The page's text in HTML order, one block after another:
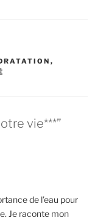
,
vie***”
de l’eau pour
Je raconte mon